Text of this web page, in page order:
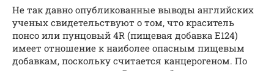
Не так давно опубликованные выводы английских
ученых свидетельствуют о том, что краситель
понсо или пунцовый 4R (пищевая добавка Е124)
имеет отношение к наиболее опасным пищевым
добавкам, поскольку считается канцерогеном. По